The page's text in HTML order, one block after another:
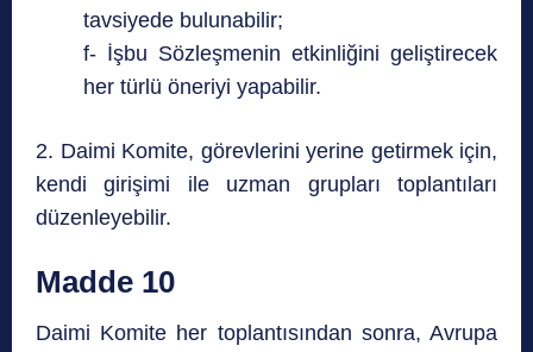
tavsiyede bulunabilir;
f- İşbu Sözleşmenin etkinliğini geliştirecek
her türlü öneriyi yapabilir.
2. Daimi Komite, görevlerini yerine getirmek için,
kendi girişimi ile uzman grupları toplantıları
düzenleyebilir.
Madde 10
Daimi Komite her toplantısından sonra, Avrupa